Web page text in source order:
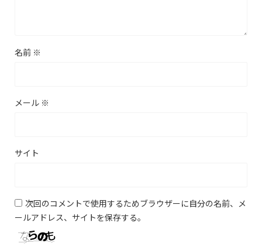
名前 ※
メール ※
サイト
次回のコメントで使用するためブラウザーに自分の名前、メ
ールアドレス、サイトを保存する。